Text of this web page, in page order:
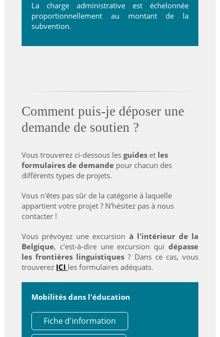
La charge administrative est échelonnée
proportionnellement au montant de la
subvention.
Comment puis-je déposer une
demande de soutien ?
Vous trouverez ci-dessous les guides et les
formulaires de demande pour chacun des
différents types de projets.
Vous n'êtes pas sûr de la catégorie à laquelle
appartient votre projet ? N'hésitez pas à nous
contacter !
Vous prévoyez une excursion à l'intérieur de la
Belgique, c'est-à-dire une excursion quidépasse
les frontières linguistiques ? Dans ce cas, vous
trouverez ICI les formulaires adéquats.
Mobilités dans l'éducation
Fiche d'information